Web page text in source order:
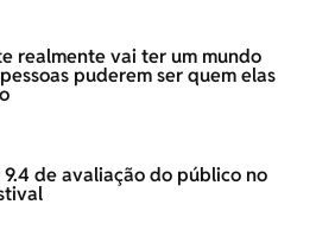
realmente vai ter um mundo
puderem ser quem elas
9.4 de avaliação do público no